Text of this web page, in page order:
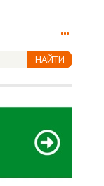
НАЙТИ